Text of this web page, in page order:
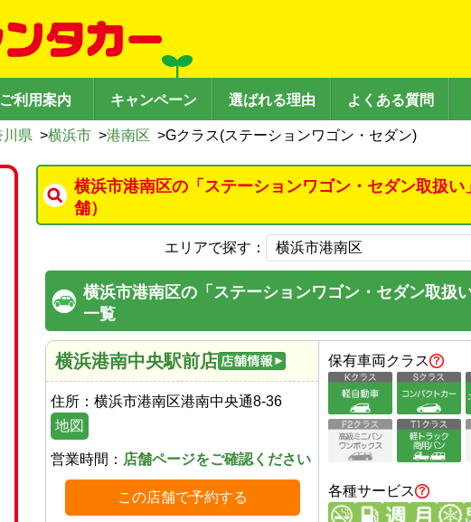
ご利用案内 キャンペーン 選ばれる理由 よくある質問
川県 >横浜市 >港南区 >Gクラス(ステーションワゴン・セダン)
横浜市港南区の「ステーションワゴン・セダン取扱
舗）
エリアで探す：
横浜市港南区の「ステーションワゴン・セダン取扱
一覧
横浜港南中央駅前店
住所： 横浜市港南区港南中央通8-36
地図
営業時間： 店舗ページをご確認ください
この店舗で予約する
保有車両クラス
各種サービス